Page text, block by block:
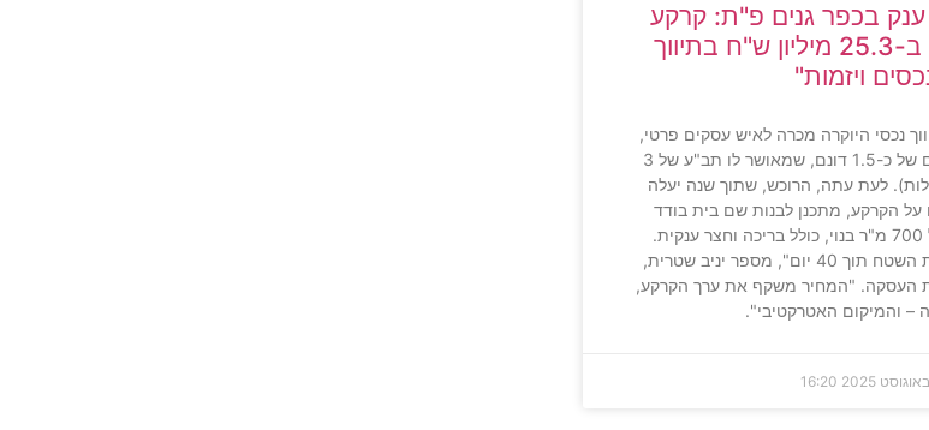
בכפר גנים פ"ת: קרקע
נמכרה ב-25.3 מיליון ש"ח בתיווך
ויזמות"
נכסי היוקרה מכרה לאיש עסקים פרטי,
שטח עצום של כ-1.5 דונם, שמאושר לו תב"ע של 3
לעת עתה, הרוכש, שתוך שנה יעלה
על הקרקע, מתכנן לבנות שם בית בודד
בשטח של 700 מ"ר בנוי, כולל בריכה וחצר ענקית.
"מכרנו את השטח תוך 40 יום", מספר יניב שטרית,
העסקה. "המחיר משקף את ערך הקרקע,
– והמיקום האטרקטיבי".
16:20